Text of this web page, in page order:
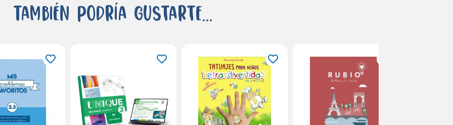
También podría gustarte...